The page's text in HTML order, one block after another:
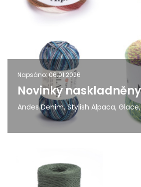
Napsáno: 06.01.2026
Novinky
Andes Denim, Stylish Alpaca,